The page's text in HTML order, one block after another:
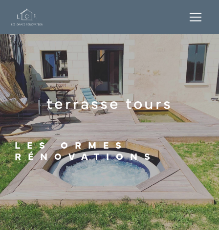
terrasse tours
LES ORMES
RÉNOVATIONS